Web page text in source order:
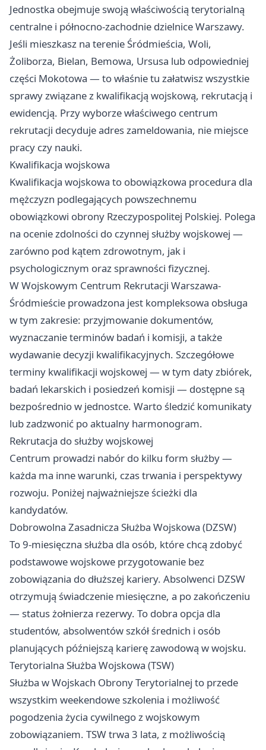
Jednostka obejmuje swoją właściwością terytorialną
centralne i północno-zachodnie dzielnice Warszawy.
Jeśli mieszkasz na terenie Śródmieścia, Woli,
Żoliborza, Bielan, Bemowa, Ursusa lub odpowiedniej
części Mokotowa — to właśnie tu załatwisz wszystkie
sprawy związane z kwalifikacją wojskową, rekrutacją i
ewidencją. Przy wyborze właściwego centrum
rekrutacji decyduje adres zameldowania, nie miejsce
pracy czy nauki.
Kwalifikacja wojskowa
Kwalifikacja wojskowa to obowiązkowa procedura dla
mężczyzn podlegających powszechnemu
obowiązkowi obrony Rzeczypospolitej Polskiej. Polega
na ocenie zdolności do czynnej służby wojskowej —
zarówno pod kątem zdrowotnym, jak i
psychologicznym oraz sprawności fizycznej.
W Wojskowym Centrum Rekrutacji Warszawa-
Śródmieście prowadzona jest kompleksowa obsługa
w tym zakresie: przyjmowanie dokumentów,
wyznaczanie terminów badań i komisji, a także
wydawanie decyzji kwalifikacyjnych. Szczegółowe
terminy kwalifikacji wojskowej — w tym daty zbiórek,
badań lekarskich i posiedzeń komisji — dostępne są
bezpośrednio w jednostce. Warto śledzić komunikaty
lub zadzwonić po aktualny harmonogram.
Rekrutacja do służby wojskowej
Centrum prowadzi nabór do kilku form służby —
każda ma inne warunki, czas trwania i perspektywy
rozwoju. Poniżej najważniejsze ścieżki dla
kandydatów.
Dobrowolna Zasadnicza Służba Wojskowa (DZSW)
To 9-miesięczna służba dla osób, które chcą zdobyć
podstawowe wojskowe przygotowanie bez
zobowiązania do dłuższej kariery. Absolwenci DZSW
otrzymują świadczenie miesięczne, a po zakończeniu
— status żołnierza rezerwy. To dobra opcja dla
studentów, absolwentów szkół średnich i osób
planujących późniejszą karierę zawodową w wojsku.
Terytorialna Służba Wojskowa (TSW)
Służba w Wojskach Obrony Terytorialnej to przede
wszystkim weekendowe szkolenia i możliwość
pogodzenia życia cywilnego z wojskowym
zobowiązaniem. TSW trwa 3 lata, z możliwością